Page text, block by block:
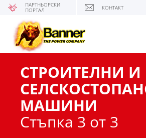
ПАРТНЬОРСКИ
ПОРТАЛ КОНТАКТ
СТРОИТЕЛНИ И
МАШИНИ
Стъпка 3 от 3